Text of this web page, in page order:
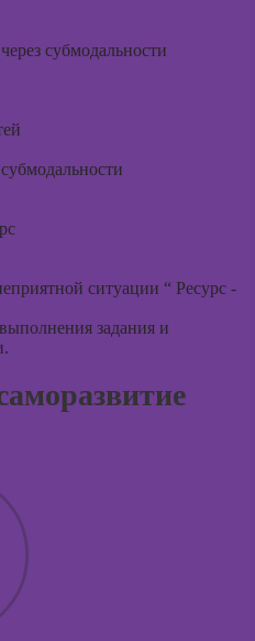
субмодальности
ситуации “ Ресурс -
задания и